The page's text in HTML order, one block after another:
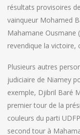
résultats provisoires
vainqueur Mohamed
Mahamane Ousmane
revendique la victoire,
Plusieurs autres
judiciaire de Niamey
exemple, Djibril Baré
premier tour de la
couleurs du parti
second tour à